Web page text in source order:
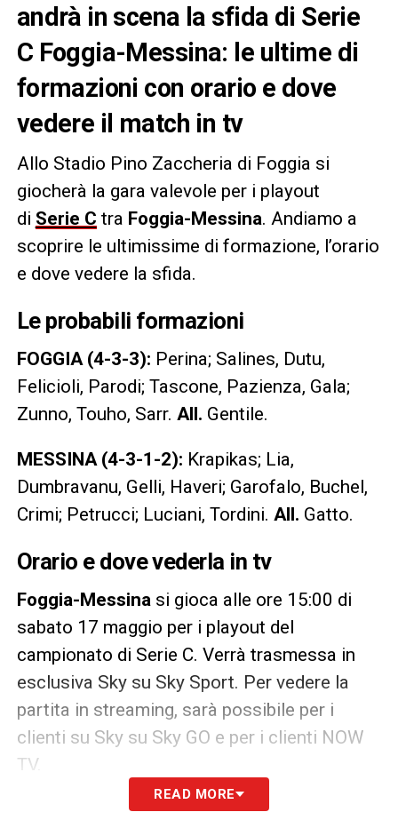
andrà in scena la sfida di Serie
C Foggia-Messina: le ultime di
formazioni con orario e dove
vedere il match in tv
Allo Stadio Pino Zaccheria di Foggia si
giocherà la gara valevole per i playout
di Serie C tra Foggia-Messina. Andiamo a
scoprire le ultimissime di formazione, l’orario
e dove vedere la sfida.
Le probabili formazioni
FOGGIA (4-3-3): Perina; Salines, Dutu,
Felicioli, Parodi; Tascone, Pazienza, Gala;
Zunno, Touho, Sarr. All. Gentile.
MESSINA (4-3-1-2): Krapikas; Lia,
Dumbravanu, Gelli, Haveri; Garofalo, Buchel,
Crimi; Petrucci; Luciani, Tordini. All. Gatto.
Orario e dove vederla in tv
Foggia-Messina si gioca alle ore 15:00 di
sabato 17 maggio per i playout del
campionato di Serie C. Verrà trasmessa in
esclusiva Sky su Sky Sport. Per vedere la
partita in streaming, sarà possibile per i
clienti su Sky su Sky GO e per i clienti NOW
TV.
READ MORE